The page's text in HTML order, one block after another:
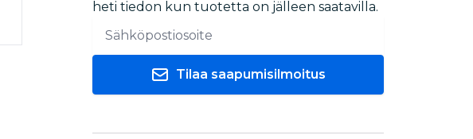
heti tiedon kun tuotetta on jälleen saatavilla.
Tilaa saapumisilmoitus